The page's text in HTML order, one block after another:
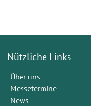
Nützliche Links
Über uns
Messetermine
News